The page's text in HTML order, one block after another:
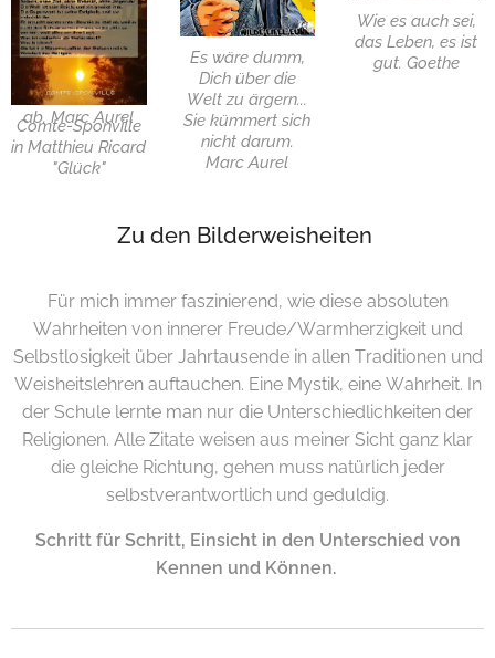
Es wäre dumm,
Dich über die
Welt zu ärgern...
Sie kümmert sich
nicht darum.
Marc Aurel
Wie es auch sei,
das Leben, es ist
gut. Goethe
Das Glück deines
Lebens hängt von
der
Beschaffenheit
deiner Gedanken
ab. Marc Aurel
Comte-Sponville
in Matthieu Ricard
"Glück"
Zu den Bilderweisheiten
Für mich immer faszinierend, wie diese absoluten
Wahrheiten von innerer Freude/Warmherzigkeit und
Selbstlosigkeit über Jahrtausende in allen Traditionen und
Weisheitslehren auftauchen. Eine Mystik, eine Wahrheit. In
der Schule lernte man nur die Unterschiedlichkeiten der
Religionen. Alle Zitate weisen aus meiner Sicht ganz klar
die gleiche Richtung, gehen muss natürlich jeder
selbstverantwortlich und geduldig.
Schritt für Schritt, Einsicht in den Unterschied von
Kennen und Können.